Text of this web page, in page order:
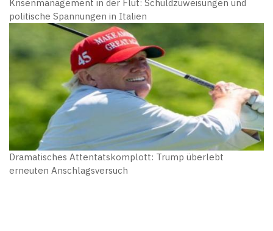
Krisenmanagement in der Flut: Schuldzuweisungen und
politische Spannungen in Italien
Dramatisches Attentatskomplott: Trump überlebt
erneuten Anschlagsversuch